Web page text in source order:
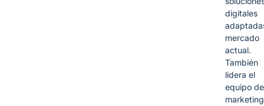
digitales
mercado
actual.
También
lidera el
equipo de
marketing